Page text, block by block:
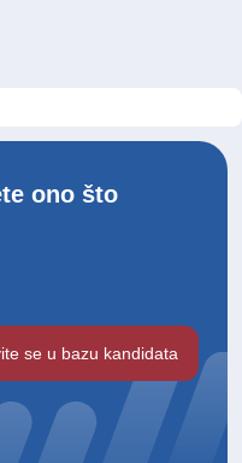
ono što
se u bazu kandidata